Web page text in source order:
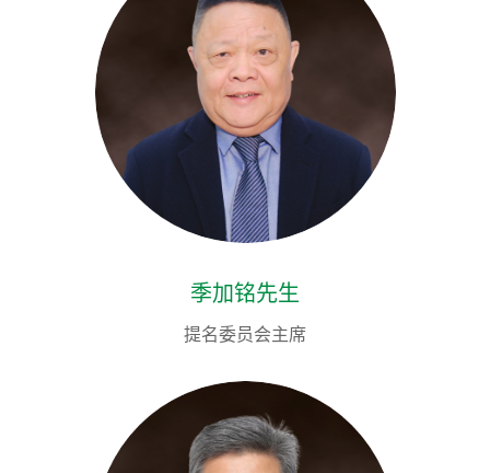
季加铭先生
提名委员会主席